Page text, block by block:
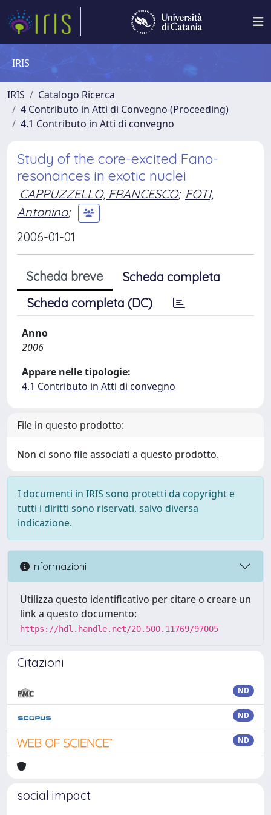
IRIS
IRIS
Catalogo Ricerca
4 Contributo in Atti di Convegno (Proceeding)
4.1 Contributo in Atti di convegno
Study of the core-excited Fano-
resonances in exotic nuclei
CAPPUZZELLO, FRANCESCO; FOTI,
Antonino;
2006-01-01
Scheda breve
Scheda completa
Scheda completa (DC)
Anno
2006
Appare nelle tipologie:
4.1 Contributo in Atti di convegno
File in questo prodotto:
Non ci sono file associati a questo prodotto.
I documenti in IRIS sono protetti da copyright e
tutti i diritti sono riservati, salvo diversa
indicazione.
Informazioni
Utilizza questo identificativo per citare o creare un
link a questo documento:
https://hdl.handle.net/20.500.11769/97005
Citazioni
ND
ND
ND
social impact